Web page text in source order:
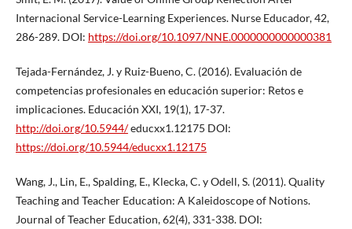
Internacional Service-Learning Experiences. Nurse Educador, 42,
286-289. DOI: https://doi.org/10.1097/NNE.0000000000000381
Tejada-Fernández, J. y Ruiz-Bueno, C. (2016). Evaluación de
competencias profesionales en educación superior: Retos e
implicaciones. Educación XXI, 19(1), 17-37.
http://doi.org/10.5944/educxx1.12175 DOI:
https://doi.org/10.5944/educxx1.12175
Wang, J., Lin, E., Spalding, E., Klecka, C. y Odell, S. (2011). Quality
Teaching and Teacher Education: A Kaleidoscope of Notions.
Journal of Teacher Education, 62(4), 331-338. DOI: